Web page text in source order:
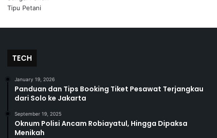
TECH
January 19, 2026
Panduan dan Tips Booking Tiket Pesawat Terjangkau
dari Solo ke Jakarta
September 19, 2025
Oknum Polisi Ancam Robiayatul, Hingga Dipaksa
Menikah